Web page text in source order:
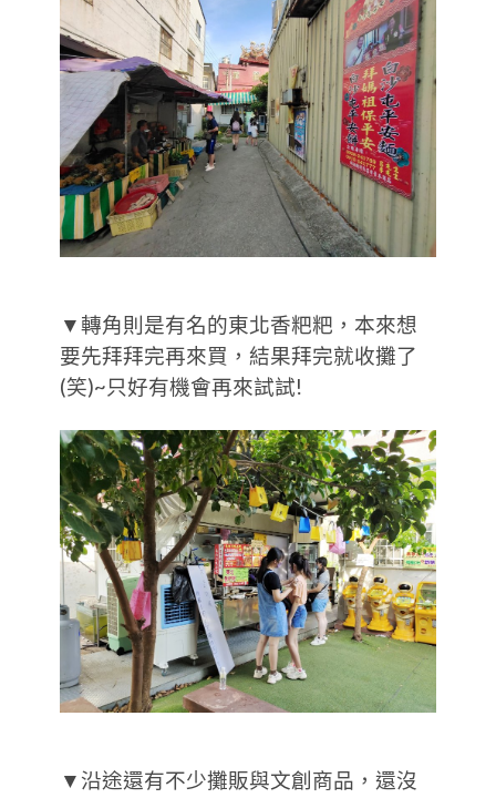
▼轉角則是有名的東北香粑粑，本來想
要先拜拜完再來買，結果拜完就收攤了
(笑)~只好有機會再來試試!
▼沿途還有不少攤販與文創商品，還沒